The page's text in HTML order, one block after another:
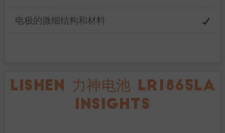
电极的微细结构和材料
LISHEN 力神电池 LR1865LA
INSIGHTS